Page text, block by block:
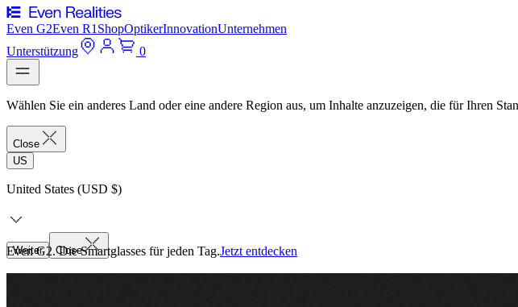
Even G2Even R1 ShopOptikerInnovationUnternehmen
Unterstützung
0
Wählen Sie ein anderes Land oder eine andere Region aus, um Inhalte anzuzeigen, die für Ihren
Close
US
United States (USD $)
Weiter Close
Even G2. Die Smartglasses für jeden Tag.Jetzt entdecken